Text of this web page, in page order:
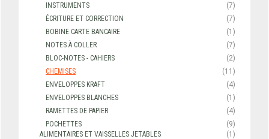
INSTRUMENTS
(7)
ÉCRITURE ET CORRECTION
(7)
BOBINE CARTE BANCAIRE
(1)
NOTES À COLLER
(7)
BLOC-NOTES - CAHIERS
(2)
CHEMISES
(11)
ENVELOPPES KRAFT
(4)
ENVELOPPES BLANCHES
(1)
RAMETTES DE PAPIER
(4)
POCHETTES
(9)
ALIMENTAIRES ET VAISSELLES JETABLES
(1)